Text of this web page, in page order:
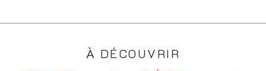
À DÉCOUVRIR